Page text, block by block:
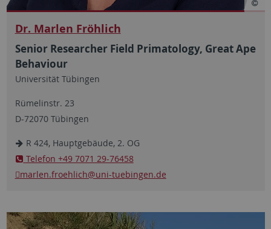
Dr. Marlen Fröhlich
Senior Researcher Field Primatology, Great Ape
Behaviour
Universität Tübingen
Rümelinstr. 23
D-72070 Tübingen
R 424, Hauptgebäude, 2. OG
Telefon +49 7071 29-76458
marlen.froehlich@uni-tuebingen.de